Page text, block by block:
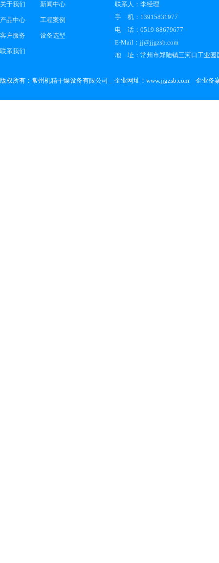
关于我们 新闻中心
产品中心 工程案例
客户服务 设备选型
联系我们
联系人：李经理
手 机：13915831977
电 话：0519-88679677
E-Mail：jj@jjgzsb.com
地 址：常州市郑陆镇三河口工业园
版权所有：常州机精干燥设备有限公司 企业网址：www.jjgzsb.com 企业备